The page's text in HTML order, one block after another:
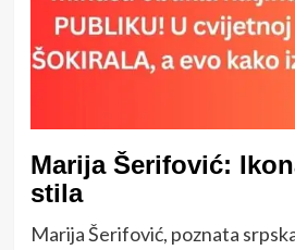
Marija Šerifović:
stila
Marija Šerifović, poznata